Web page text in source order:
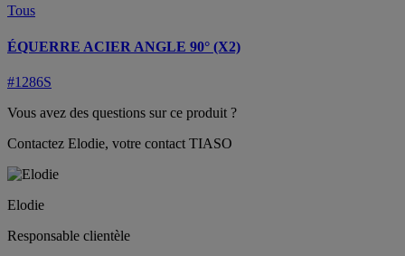
Tous
ÉQUERRE ACIER ANGLE 90° (X2)
#1286S
Vous avez des questions sur ce produit ?
Contactez Elodie, votre contact TIASO
Elodie
Responsable clientèle